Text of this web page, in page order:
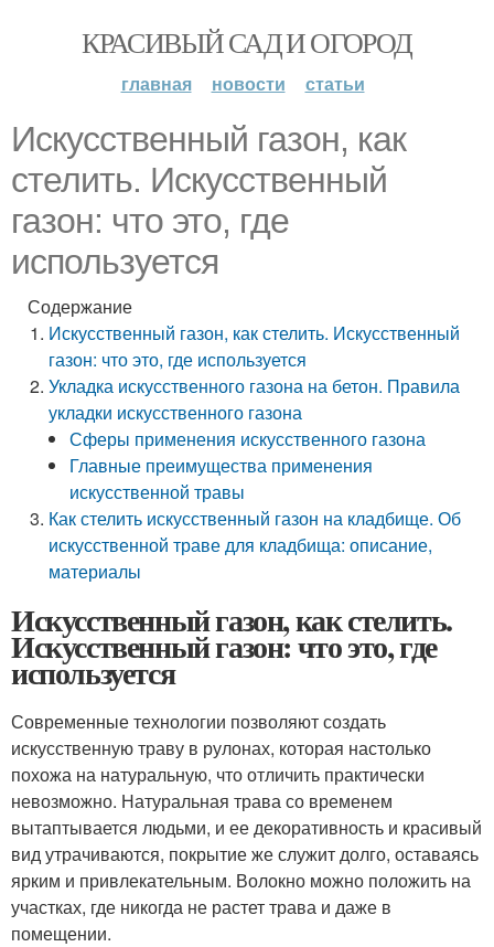
КРАСИВЫЙ САД И ОГОРОД
главная новости статьи
Искусственный газон, как
стелить. Искусственный
газон: что это, где
используется
Содержание
Искусственный газон, как стелить. Искусственный
газон: что это, где используется
Укладка искусственного газона на бетон. Правила
укладки искусственного газона
Сферы применения искусственного газона
Главные преимущества применения
искусственной травы
Как стелить искусственный газон на кладбище. Об
искусственной траве для кладбища: описание,
материалы
Искусственный газон, как стелить.
Искусственный газон: что это, где
используется
Современные технологии позволяют создать
искусственную траву в рулонах, которая настолько
похожа на натуральную, что отличить практически
невозможно. Натуральная трава со временем
вытаптывается людьми, и ее декоративность и красивый
вид утрачиваются, покрытие же служит долго, оставаясь
ярким и привлекательным. Волокно можно положить на
участках, где никогда не растет трава и даже в
помещении.